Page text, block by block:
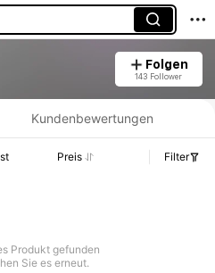
Folgen
143 Follower
und Lagerbestandsdetails.
Kundenbewertungen
Preis Filter
Produkt gefunden
Sie es erneut.